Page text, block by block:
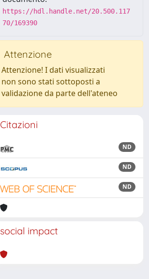
https://hdl.handle.net/20.500.117
70/169390
Attenzione
Attenzione! I dati visualizzati
non sono stati sottoposti a
validazione da parte dell'ateneo
Citazioni
ND
ND
ND
social impact